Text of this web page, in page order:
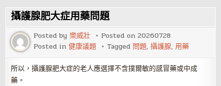
運
動
技
巧
達
到
同
性
高
潮
攝護腺肥大症用藥問題
Posted by樂威壯 Posted on20260728
Posted in健康議題 Tagged 問題,攝護腺, 用藥
所以，攝護腺肥大症的老人應選擇不含撲爾敏的感冒藥或中成
藥。